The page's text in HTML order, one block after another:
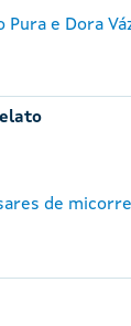
Pura e Dora
de